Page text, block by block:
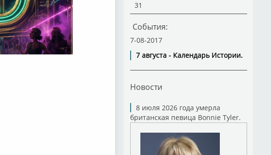
31
События:
7-08-2017
7 августа - Календарь Истории.
Новости
8 июля 2026 года умерла
британская певица Bonnie Tyler.